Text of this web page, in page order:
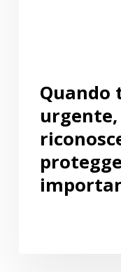
importante?